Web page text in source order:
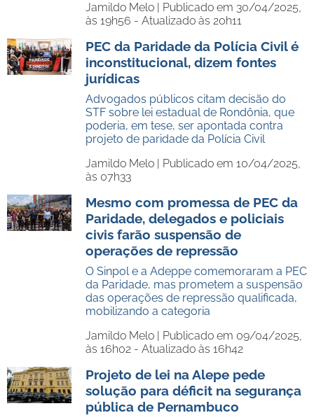
Jamildo Melo | Publicado em 30/04/2025,
às 19h56 - Atualizado às 20h11
PEC da Paridade da Polícia Civil é
inconstitucional, dizem fontes
jurídicas
Advogados públicos citam decisão do
STF sobre lei estadual de Rondônia, que
poderia, em tese, ser apontada contra
projeto de paridade da Polícia Civil
Jamildo Melo | Publicado em 10/04/2025,
às 07h33
Mesmo com promessa de PEC da
Paridade, delegados e policiais
civis farão suspensão de
operações de repressão
O Sinpol e a Adeppe comemoraram a PEC
da Paridade, mas prometem a suspensão
das operações de repressão qualificada,
mobilizando a categoria
Jamildo Melo | Publicado em 09/04/2025,
às 16h02 - Atualizado às 16h42
Projeto de lei na Alepe pede
solução para déficit na segurança
pública de Pernambuco